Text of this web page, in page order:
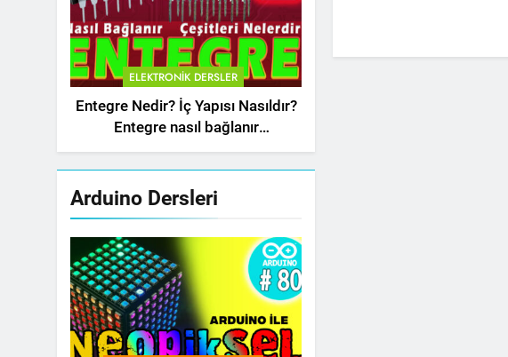
ELEKTRONIK DERSLER
Entegre Nedir? İç Yapısı Nasıldır?
Entegre nasıl bağlanır
(Integrated Circuit – IC)
Arduino Dersleri